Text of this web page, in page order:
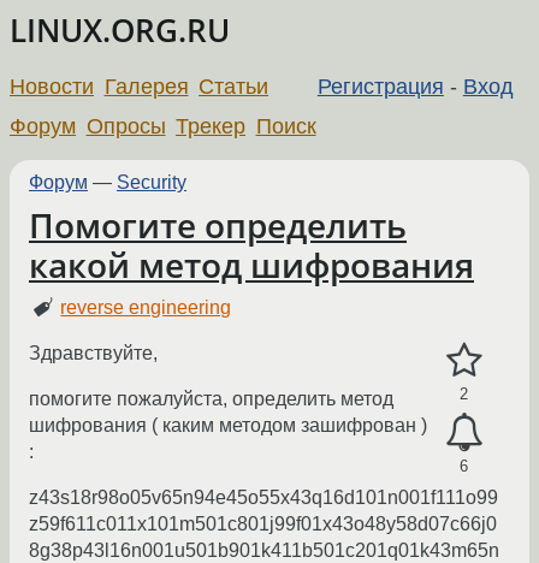
LINUX.ORG.RU
Регистрация - Вход
Новости Галерея Статьи
Форум Опросы Трекер Поиск
Форум — Security
Помогите определить
какой метод шифрования
reverse engineering
2
6
Здравствуйте,
помогите пожалуйста, определить метод
шифрования ( каким методом зашифрован )
:
z43s18r98o05v65n94e45o55x43q16d101n001f111o99
z59f611c011x101m501c801j99f01x43o48y58d07c66j0
8g38p43l16n001u501b901k411b501c201q01k43m65n